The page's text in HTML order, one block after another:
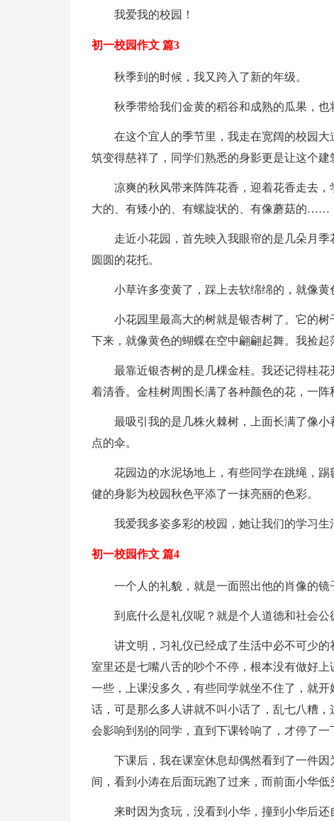
我爱我的校园！
初一校园作文 篇3
秋季到的时候，我又跨入了新的年级。
秋季带给我们金黄的稻谷和成熟的瓜果，也
在这个宜人的季节里，我走在宽阔的校园
筑变得慈祥了，同学们熟悉的身影更是让这个建
凉爽的秋风带来阵阵花香，迎着花香走去
大的、有矮小的、有螺旋状的、有像蘑菇的……
走近小花园，首先映入我眼帘的是几朵月
圆圆的花托。
小草许多变黄了，踩上去软绵绵的，就像黄
小花园里最高大的树就是银杏树了。它的
下来，就像黄色的蝴蝶在空中翩翩起舞。我捡
最靠近银杏树的是几棵金桂。我还记得桂
着清香。金桂树周围长满了各种颜色的花，一阵
最吸引我的是几株火棘树，上面长满了像
点的伞。
花园边的水泥场地上，有些同学在跳绳，
健的身影为校园秋色平添了一抹亮丽的色彩。
我爱我多姿多彩的校园，她让我们的学习生
初一校园作文 篇4
一个人的礼貌，就是一面照出他的肖像的镜
到底什么是礼仪呢？就是个人道德和社会公
讲文明，习礼仪已经成了生活中必不可少
室里还是七嘴八舌的吵个不停，根本没有做好
一些，上课没多久，有些同学就坐不住了，就
话，可是那么多人讲就不叫小话了，乱七八糟
会影响到别的同学，直到下课铃响了，才停了一
下课后，我在课室休息却偶然看到了一件
间，看到小涛在后面玩跑了过来，而前面小华
来时因为贪玩，没看到小华，撞到小华后